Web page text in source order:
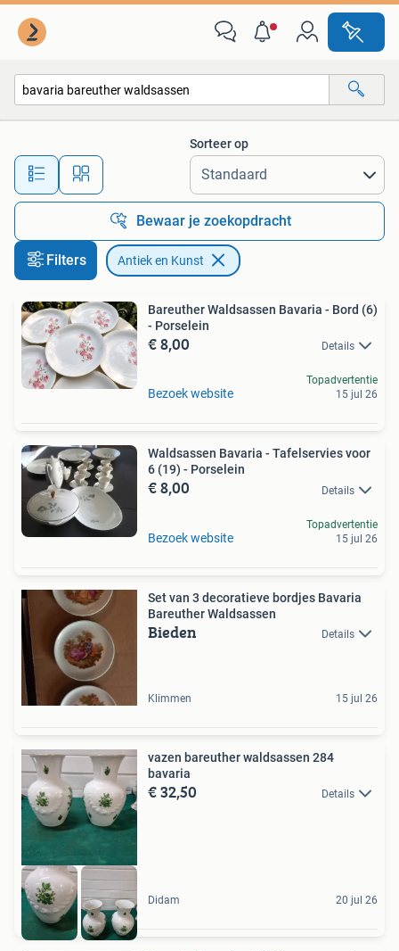
Alle afstanden…
Sorteer op
Bewaar je zoekopdracht
Filters Antiek en Kunst
Bareuther Waldsassen Bavaria - Bord (6)
- Porselein
€ 8,00 Details
Bezoek website
Topadvertentie
15 jul 26
Waldsassen Bavaria - Tafelservies voor
6 (19) - Porselein
€ 8,00 Details
Bezoek website
Topadvertentie
15 jul 26
Set van 3 decoratieve bordjes Bavaria
Bareuther Waldsassen
Bieden Details
Klimmen 15 jul 26
vazen bareuther waldsassen 284
bavaria
€ 32,50 Details
Didam 20 jul 26